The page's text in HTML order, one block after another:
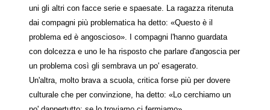
uni gli altri con facce serie e spaesate. La ragazza ritenuta
dai compagni più problematica ha detto: «Questo è il
problema ed è angoscioso». I compagni l'hanno guardata
con dolcezza e uno le ha risposto che parlare d'angoscia per
un problema così gli sembrava un po' esagerato.
Un'altra, molto brava a scuola, critica forse più per dovere
culturale che per convinzione, ha detto: «Lo cerchiamo un